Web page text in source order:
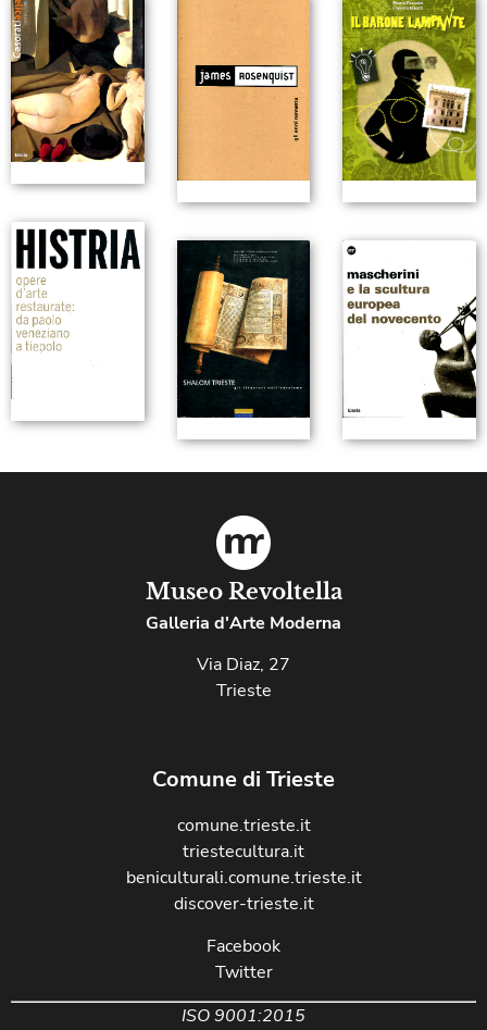
Museo Revoltella
Galleria d'Arte Moderna
Via Diaz, 27
Trieste
Comune di Trieste
comune.trieste.it
triestecultura.it
beniculturali.comune.trieste.it
discover-trieste.it
Facebook
Twitter
ISO 9001:2015